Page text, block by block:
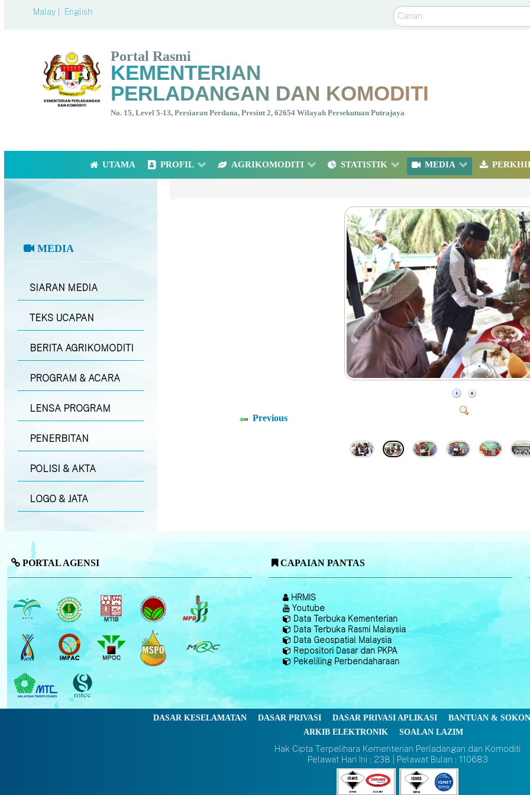
Malay | English Carian
Portal Rasmi
KEMENTERIAN
PERLADANGAN DAN KOMODITI
No. 15, Level 5-13, Persiaran Perdana, Presint 2, 62654 Wilayah Persekutuan Putrajaya
UTAMA PROFIL AGRIKOMODITI STATISTIK MEDIA
MEDIA
SIARAN MEDIA
TEKS UCAPAN
BERITA AGRIKOMODITI
PROGRAM & ACARA
LENSA PROGRAM
PENERBITAN
POLISI & AKTA
LOGO & JATA
Previous
PORTAL AGENSI CAPAIAN PANTAS
HRMIS
Youtube
Data Terbuka Kementerian
Data Terbuka Rasmi Malaysia
Data Geospatial Malaysia
Repositori Dasar dan PKPA
Pekeliling Perbendaharaan
DASAR KESELAMATAN DASAR PRIVASI DASAR PRIVASI APLIKASI
BANTUAN &
ARKIB ELEKTRONIK
SOALAN LAZIM
Hak Cipta Terpelihara Kementerian Perladangan dan Komoditi
Pelawat Hari Ini : 238 | Pelawat Bulan : 110683